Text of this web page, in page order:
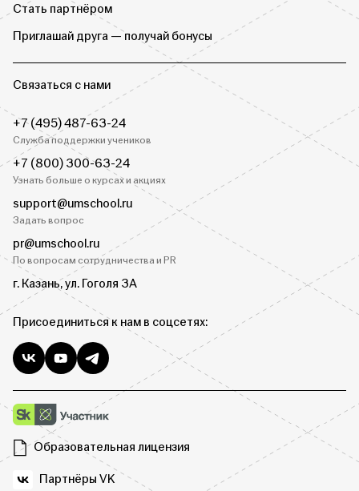
Стать партнёром
Приглашай друга — получай бонусы
Связаться с нами
+7 (495) 487-63-24
Служба поддержки учеников
+7 (800) 300-63-24
Узнать больше о курсах и акциях
support@umschool.ru
Задать вопрос
pr@umschool.ru
По вопросам сотрудничества и PR
г. Казань, ул. Гоголя 3А
Присоединиться к нам в соцсетях:
Образовательная лицензия
Партнёры VK